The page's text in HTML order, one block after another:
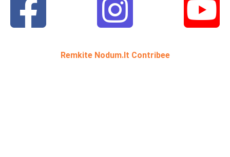
Remkite Nodum.lt Contribee